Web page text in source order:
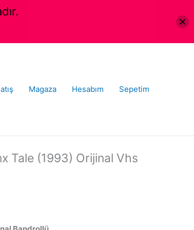
Magaza Hesabım Sepetim
Tale (1993) Orijinal Vhs